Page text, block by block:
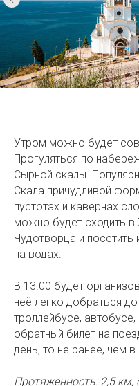
Утром можно будет
Прогуляться по
Сырной скалы.
Скала причудливой
пустотах и кавернах
можно будет сходить
Чудотворца и посетить
на водах.
В 13.00 будет
неё легко добраться
троллейбусе,
обратный билет на
день, то не ранее, чем в
Протяженность: 2,5